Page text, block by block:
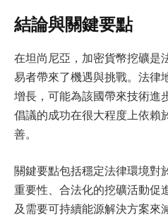
結論與關鍵要點
在坦尚尼亞，加密貨幣挖礦是
易者帶來了機遇與挑戰。法律
增長，可能為該國帶來技術進
倡議的成功在很大程度上依賴
善。
關鍵要點包括穩定法律環境對
重要性、合法化的挖礦活動促
及需要可持續能源解決方案來